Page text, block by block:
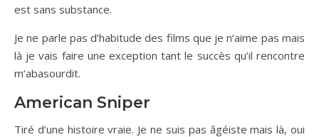
est sans substance.
Je ne parle pas d’habitude des films que je n’aime pas mais
là je vais faire une exception tant le succès qu’il rencontre
m’abasourdit.
American Sniper
Tiré d’une histoire vraie. Je ne suis pas âgéiste mais là, oui